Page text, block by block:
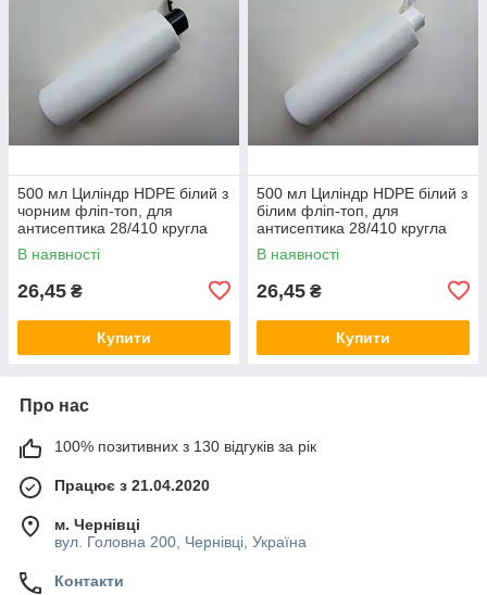
500 мл Циліндр HDPE білий з
чорним фліп-топ, для
антисептика 28/410 кругла
пляшка, флакон, баночка
В наявності
26,45 ₴
Купити
500 мл Циліндр HDPE білий з
білим фліп-топ, для
антисептика 28/410 кругла
пляшка, флакон, баночка
В наявності
26,45 ₴
Купити
Про нас
100% позитивних з 130 відгуків за рік
Працює з 21.04.2020
м. Чернівці
вул. Головна 200, Чернівці, Україна
Контакти